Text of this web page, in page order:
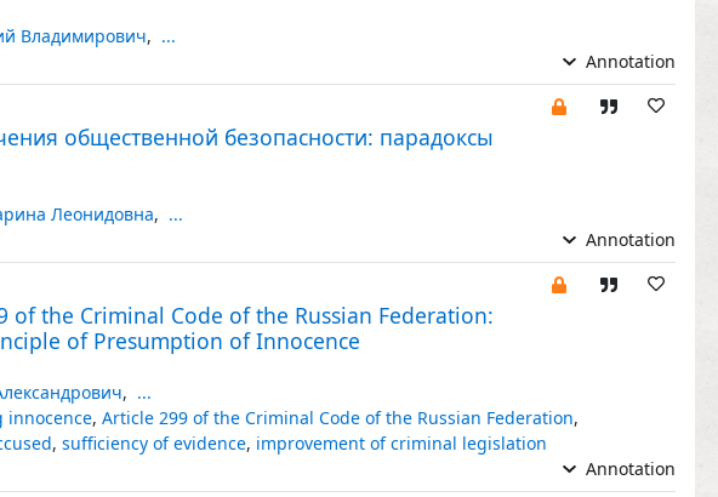
Владимирович, ...
Annotation
общественной безопасности: парадоксы
Леонидовна, ...
Annotation
the Criminal Code of the Russian Federation:
of Presumption of Innocence
, ...
innocence, Article 299 of the Criminal Code of the Russian Federation,
, sufficiency of evidence, improvement of criminal legislation
Annotation